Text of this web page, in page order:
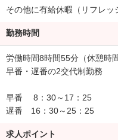
□エリア支社長：
□統括以上：
1,000,000円+賞与(歩合)最高
☆どんな事も挑戦できる人＞
☆相手を満足させる会話術＞
その他に有給休暇（リフレ
勤務時間
労働時間8時間55分（休憩時
早番・遅番の2交代制勤務
早番 8：30～17：25
遅番 16：30～25：25
求人ポイント